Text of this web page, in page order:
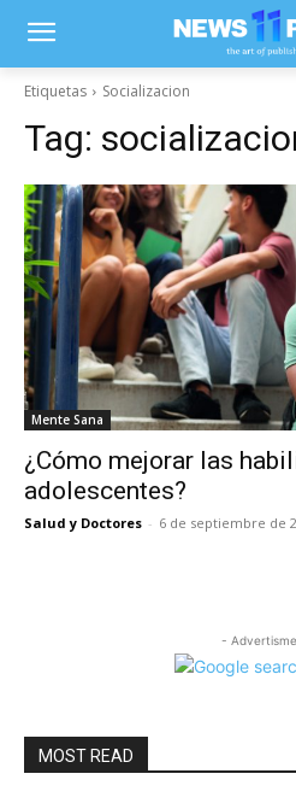
Etiquetas Socializacion
Tag:
Mente Sana
¿Cómo mejorar las
adolescentes?
Salud y Doctores - 6 de septiembre de
-
MOST READ